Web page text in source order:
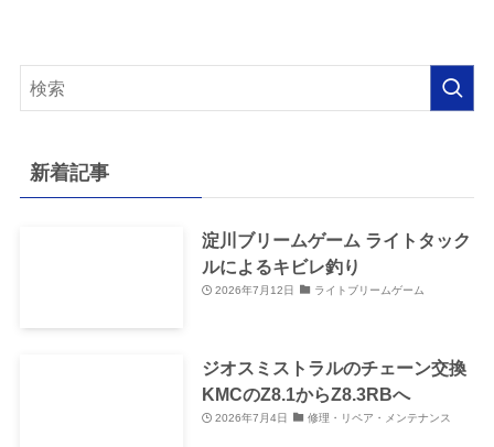
新着記事
淀川ブリームゲーム ライトタック
ルによるキビレ釣り
2026年7月12日 ライトブリームゲーム
ジオスミストラルのチェーン交換
KMCのZ8.1からZ8.3RBへ
2026年7月4日 修理・リペア・メンテナンス